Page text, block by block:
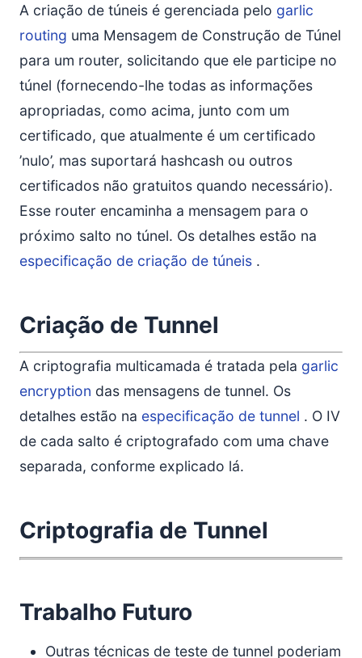
A criação de túneis é gerenciada pelo garlic
routing uma Mensagem de Construção de Túnel
para um router, solicitando que ele participe no
túnel (fornecendo-lhe todas as informações
apropriadas, como acima, junto com um
certificado, que atualmente é um certificado
’nulo’, mas suportará hashcash ou outros
certificados não gratuitos quando necessário).
Esse router encaminha a mensagem para o
próximo salto no túnel. Os detalhes estão na
especificação de criação de túneis .
Criação de Tunnel
A criptografia multicamada é tratada pela garlic
encryption das mensagens de tunnel. Os
detalhes estão na especificação de tunnel . O IV
de cada salto é criptografado com uma chave
separada, conforme explicado lá.
Criptografia de Tunnel
Trabalho Futuro
Outras técnicas de teste de tunnel poderiam